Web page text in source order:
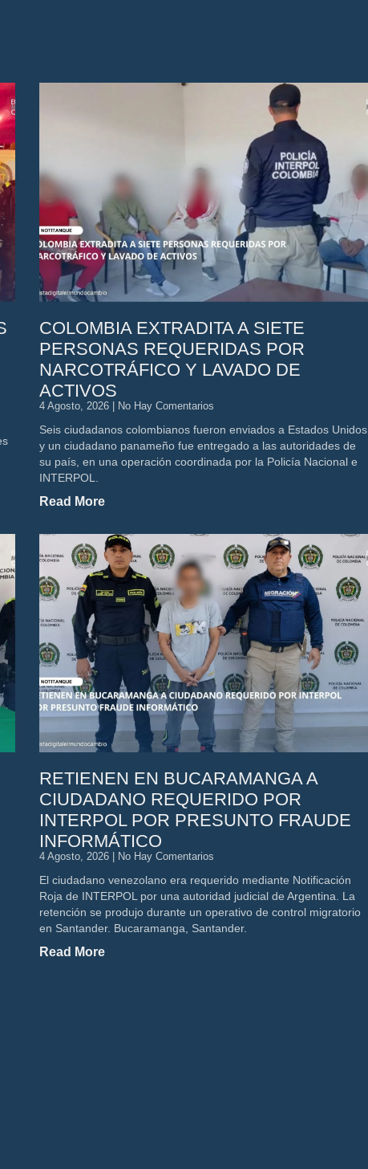
COLOMBIA EXTRADITA A SIETE
PERSONAS REQUERIDAS POR
NARCOTRÁFICO Y LAVADO DE
ACTIVOS
4 Agosto, 2026 No Hay Comentarios
Seis ciudadanos colombianos fueron enviados a Estados Unidos
y un ciudadano panameño fue entregado a las autoridades de
su país, en una operación coordinada por la Policía Nacional e
INTERPOL.
Read More
RETIENEN EN BUCARAMANGA A
CIUDADANO REQUERIDO POR
INTERPOL POR PRESUNTO FRAUDE
INFORMÁTICO
4 Agosto, 2026 No Hay Comentarios
El ciudadano venezolano era requerido mediante Notificación
Roja de INTERPOL por una autoridad judicial de Argentina. La
retención se produjo durante un operativo de control migratorio
en Santander. Bucaramanga, Santander.
Read More